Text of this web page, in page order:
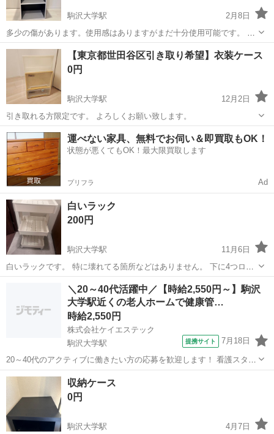
駒沢大学駅
2月8日
多少の傷があります。使用感はありますがまだ十分使用可能です。 幅
41、5, 高さ88 、奥行き29
東京 世田谷区 駒沢大学駅 収納家具
【東京都世田谷区引き取り希望】衣装ケース
0円
駒沢大学駅
12月2日
引き取れる方限定です。 よろしくお願い致します。
東京 世田谷区 駒沢大学駅 収納家具 ケース
運べない家具、無料でお伺い＆即買取もOK！
状態が悪くてもOK！最大限買取します
プリフラ Ad
白いラック
200円
駒沢大学駅
11月6日
白いラックです。 特に壊れてる箇所などはありません。 下に4つロー
ラがついてるので、動かしやすいです。 引き取り希望日:11月8日or9日
それ以降ですと、平日だと19時以降となります。（土日は時間帯要相
駒沢大学駅 収納家具 ラック
＼20～40代活躍中／【時給2,550円～】駒沢
大学駅近くの老人ホームで健康管…
時給2,550円
株式会社ケイエステック
駒沢大学駅
提携サイト 7月18日
20～40代のアクティブに働きたい方の応募を歓迎します！ 看護スタッ
フオープニング 新設老人ホーム KS2 【アピールポイント】 *最短3日
でお仕事開始!スピーディーでスムーズな転職* *お仕事にブランクのあ
る方も積極...
東京 駒沢大学駅
収納ケース
0円
駒沢大学駅
4月7日